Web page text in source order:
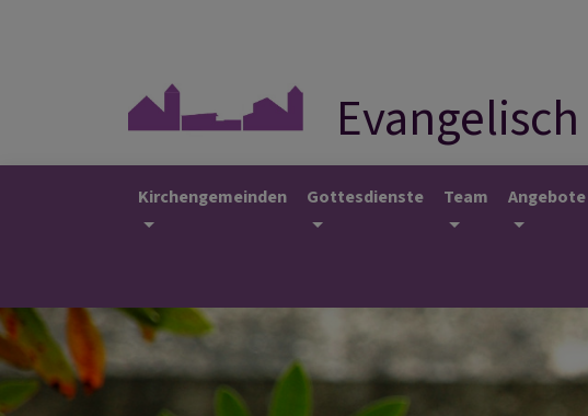
Kirchengemeinden Gottesdienste Team Angebote